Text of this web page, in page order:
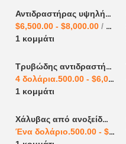
Αντιδραστήρας υψηλής πίεσης από ανοξείδωτο χάλυβα 1L2L5L10L20L50L100L χημικός αντιδραστήρας
$6,500.00 - $8,000.00 / κομμάτι
1 κομμάτι
Τρυβώδης αντιδραστήρας από ανοξείδωτο χάλυβα βιομηχανικός σωληνωτός αντιδραστήρας χημικός αντιδραστήρας από ανοξείδωτο χάλυβα
4 δολάρια.500.00 - $6,000.00
1 κομμάτι
Χάλυβας από ανοξείδωτο σωλήνα Ανταλλάκτης θερμότητας σωλήνα Ανταλλάκτης θερμότητας ψύξης Ανταλλάκτης θερμότητας
Ένα δολάριο.500.00 - $3,000.00